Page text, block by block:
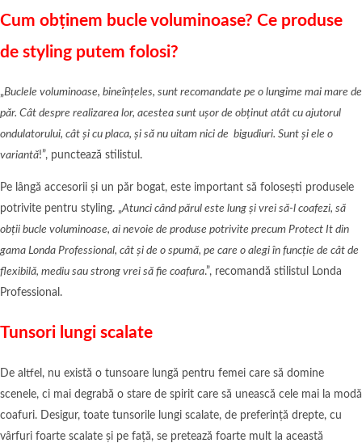
Cum obținem bucle voluminoase? Ce produse
de styling putem folosi?
„Buclele voluminoase, bineînțeles, sunt recomandate pe o lungime mai mare de
păr. Cât despre realizarea lor, acestea sunt ușor de obținut atât cu ajutorul
ondulatorului, cât și cu placa, și să nu uitam nici de bigudiuri. Sunt și ele o
variantă!”, punctează stilistul.
Pe lângă accesorii și un păr bogat, este important să folosești produsele
potrivite pentru styling. „Atunci când părul este lung și vrei să-l coafezi, să
obții bucle voluminoase, ai nevoie de produse potrivite precum Protect It din
gama Londa Professional, cât și de o spumă, pe care o alegi în funcție de cât de
flexibilă, mediu sau strong vrei să fie coafura.”, recomandă stilistul Londa
Professional.
Tunsori lungi scalate
De altfel, nu există o tunsoare lungă pentru femei care să domine
scenele, ci mai degrabă o stare de spirit care să unească cele mai la modă
coafuri. Desigur, toate tunsorile lungi scalate, de preferință drepte, cu
vârfuri foarte scalate și pe față, se pretează foarte mult la această